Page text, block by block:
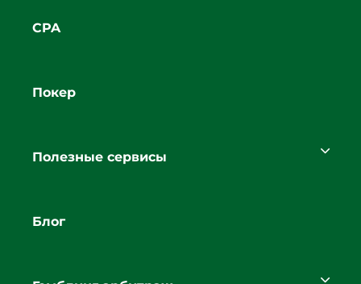
CPA
Покер
Полезные сервисы
Блог